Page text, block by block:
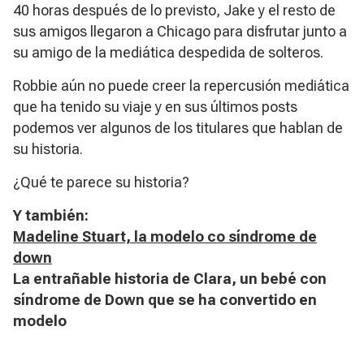
40 horas después de lo previsto, Jake y el resto de
sus amigos llegaron a Chicago para disfrutar junto a
su amigo de la mediática despedida de solteros.
Robbie aún no puede creer la repercusión mediática
que ha tenido su viaje y en sus últimos posts
podemos ver algunos de los titulares que hablan de
su historia.
¿Qué te parece su historia?
Y también:
Madeline Stuart, la modelo co síndrome de
down
La entrañable historia de Clara, un bebé con
síndrome de Down que se ha convertido en
modelo